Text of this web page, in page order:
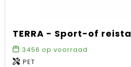
TERRA - Sport-of
3456 op voorraad
PET